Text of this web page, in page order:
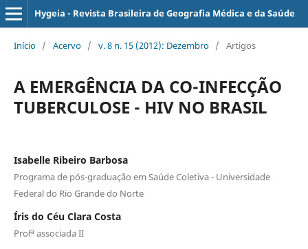
Hygeia - Revista Brasileira de Geografia Médica e da Saúde
Início / Acervo / v. 8 n. 15 (2012): Dezembro / Artigos
A EMERGÊNCIA DA CO-INFECÇÃO
TUBERCULOSE - HIV NO BRASIL
Isabelle Ribeiro Barbosa
Programa de pós-graduação em Saúde Coletiva - Universidade
Federal do Rio Grande do Norte
Íris do Céu Clara Costa
Profª associada II